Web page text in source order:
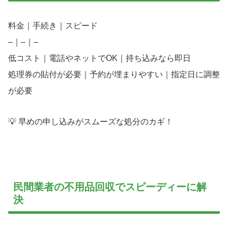
料金｜手続き｜スピード
–｜–｜–
低コスト｜電話やネットでOK｜持ち込みなら即日
処理券の貼付が必要｜予約が埋まりやすい｜指定日に調整
が必要
💡 早めの申し込みがスムーズな処分のカギ！
民間業者の不用品回収でスピーディーに解
決